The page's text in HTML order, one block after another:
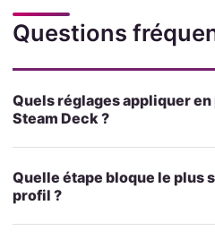
Questions
Quels réglages appliquer
Steam Deck ?
Quelle étape bloque le plus
profil ?